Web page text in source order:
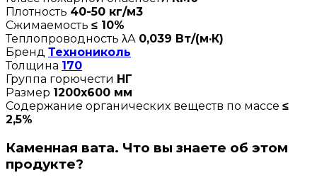
Плотность 40-50 кг/м3
Сжимаемость ≤ 10%
Теплопроводность λА 0,039 Вт/(м·К)
Бренд Технониколь
Толщина 170
Группа горючести НГ
Размер 1200х600 мм
Содержание органических веществ по массе ≤
2,5%
Каменная вата. Что вы знаете об этом
продукте?